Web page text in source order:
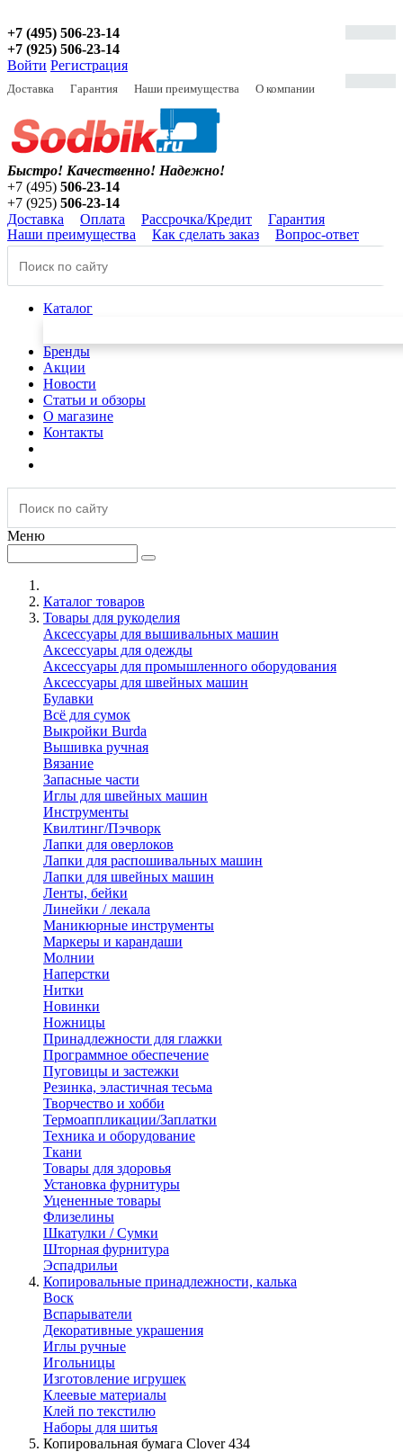
+7 (495) 506-23-14
+7 (925) 506-23-14
Войти Регистрация
Доставка Гарантия Наши преимущества О компании
Быстро! Качественно! Надежно!
+7 (495) 506-23-14
+7 (925) 506-23-14
Доставка
Оплата Рассрочка/Кредит
Гарантия
Наши преимущества
Как сделать заказ Вопрос-ответ
Каталог
Бренды
Акции
Новости
Статьи и обзоры
О магазине
Контакты
Меню
Каталог товаров
Товары для рукоделия
Аксессуары для вышивальных машин
Аксессуары для одежды
Аксессуары для промышленного оборудования
Аксессуары для швейных машин
Булавки
Всё для сумок
Выкройки Burda
Вышивка ручная
Вязание
Запасные части
Иглы для швейных машин
Инструменты
Квилтинг/Пэчворк
Лапки для оверлоков
Лапки для распошивальных машин
Лапки для швейных машин
Ленты, бейки
Линейки / лекала
Маникюрные инструменты
Маркеры и карандаши
Молнии
Наперстки
Нитки
Новинки
Ножницы
Принадлежности для глажки
Программное обеспечение
Пуговицы и застежки
Резинка, эластичная тесьма
Творчество и хобби
Термоаппликации/Заплатки
Техника и оборудование
Ткани
Товары для здоровья
Установка фурнитуры
Уцененные товары
Флизелины
Шкатулки / Сумки
Шторная фурнитура
Эспадрильи
Копировальные принадлежности, калька
Воск
Вспарыватели
Декоративные украшения
Иглы ручные
Игольницы
Изготовление игрушек
Клеевые материалы
Клей по текстилю
Наборы для шитья
Копировальная бумага Clover 434